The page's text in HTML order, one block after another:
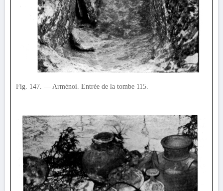
Fig. 147. — Arménoi. Entrée de la tombe 115.